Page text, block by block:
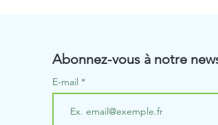
Abonnez-vous à notre
E-mail